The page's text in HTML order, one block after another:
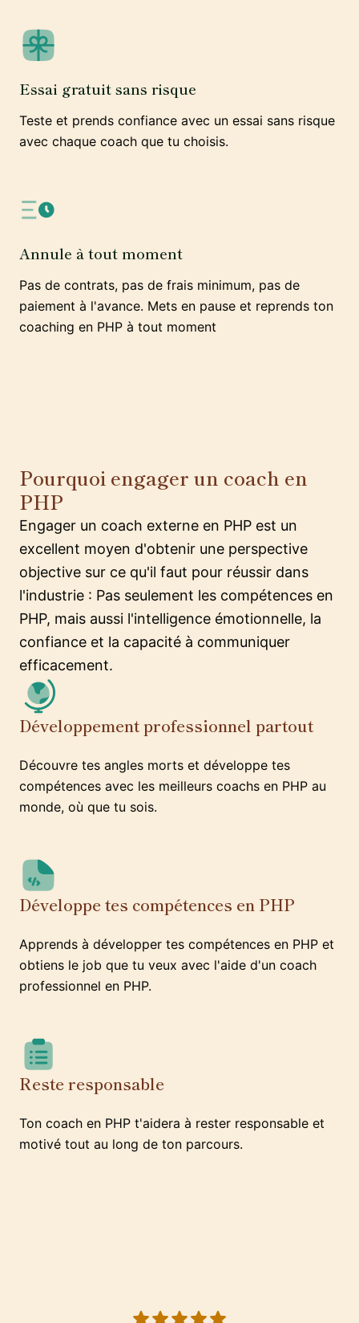
Essai gratuit sans risque
Teste et prends confiance avec un essai sans risque
avec chaque coach que tu choisis.
Annule à tout moment
Pas de contrats, pas de frais minimum, pas de
paiement à l'avance. Mets en pause et reprends ton
coaching en PHP à tout moment
Pourquoi engager un coach en
PHP
Engager un coach externe en PHP est un
excellent moyen d'obtenir une perspective
objective sur ce qu'il faut pour réussir dans
l'industrie : Pas seulement les compétences en
PHP, mais aussi l'intelligence émotionnelle, la
confiance et la capacité à communiquer
efficacement.
Développement professionnel partout
Découvre tes angles morts et développe tes
compétences avec les meilleurs coachs en PHP au
monde, où que tu sois.
Développe tes compétences en PHP
Apprends à développer tes compétences en PHP et
obtiens le job que tu veux avec l'aide d'un coach
professionnel en PHP.
Reste responsable
Ton coach en PHP t'aidera à rester responsable et
motivé tout au long de ton parcours.